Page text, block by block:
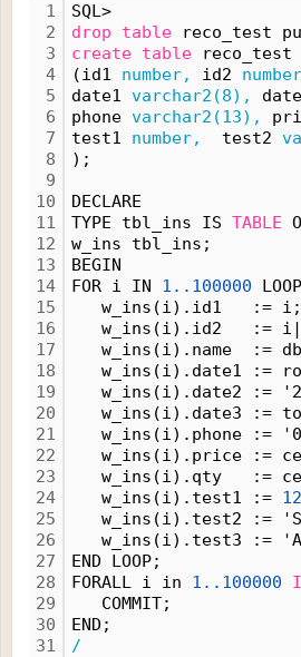
1
2
3
4
5
6
7
8
9
10
11
12
13
14
15
16
17
18
19
20
21
22
23
24
25
26
27
28
29
30
31
SQL>
drop
table reco_test
create table reco_test
(id1 number, id2
date1 varchar2(8),
phone varchar2(13),
test1 number, test2
);
DECLARE
TYPE tbl_ins IS TABLE
w_ins tbl_ins;
BEGIN
FOR i IN 1..100000 LOOP
w_ins(i).id1   := i;
w_ins(i).id2   :=
w_ins(i).name  :=
w_ins(i).date1 :=
w_ins(i).date2 :=
w_ins(i).date3 :=
w_ins(i).phone :=
w_ins(i).price :=
w_ins(i).qty   :=
w_ins(i).test1 :=
w_ins(i).test2 :=
w_ins(i).test3 :=
END LOOP;
FORALL i in 1..100000
COMMIT;
END;
/